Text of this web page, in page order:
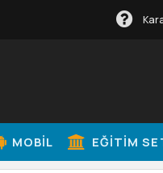
MOBIL EĞITIM